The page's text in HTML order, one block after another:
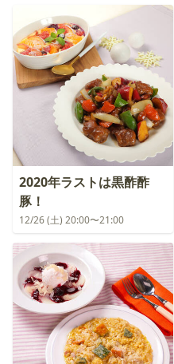
2020年ラストは黒酢酢
豚！
12/26 (土) 20:00〜21:00